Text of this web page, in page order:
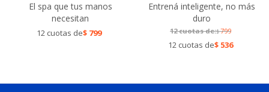
El spa que tus manos
necesitan
12 cuotas de$ 799
Entrená inteligente, no más
duro
12 cuotas de:$799
12 cuotas de$ 536